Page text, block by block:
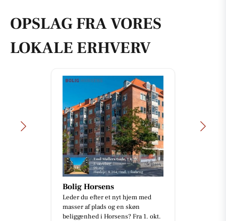
OPSLAG FRA VORES
LOKALE ERHVERV
Bolig Horsens
Leder du efter et nyt hjem med
masser af plads og en skøn
beliggenhed i Horsens? Fra 1. okt.